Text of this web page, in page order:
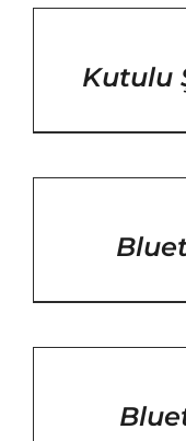
Kutulu